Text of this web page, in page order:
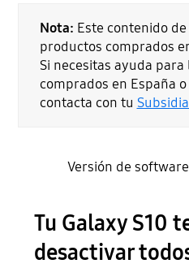
Nota: Este contenido
productos comprados
Si necesitas ayuda
comprados en España
contacta con tu
Versión de
Tu Galaxy S10
desactivar